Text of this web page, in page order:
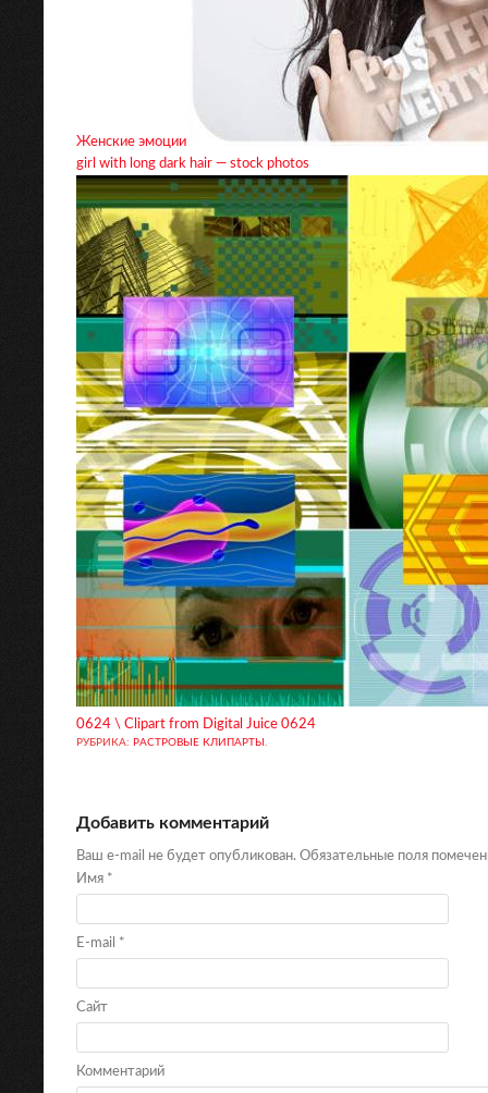
Женские эмоции
girl with long dark hair — stock photos
0624 \ Clipart from Digital Juice 0624
РУБРИКА: РАСТРОВЫЕ КЛИПАРТЫ
Добавить комментарий
Ваш e-mail не будет опубликован. Обязательные поля
Имя *
E-mail *
Сайт
Комментарий